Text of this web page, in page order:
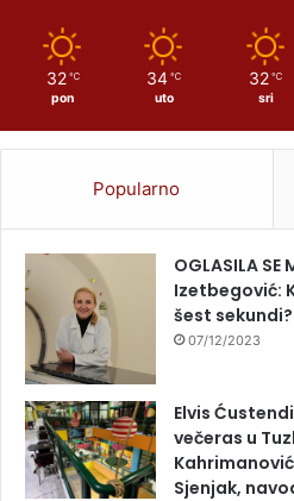
32 ℃
pon
34 ℃
uto
32 ℃
sri
Popularno
OGLASILA SE
Izetbegović:
šest sekundi?
07/12/2023
Elvis
večeras u
Sjenjak,